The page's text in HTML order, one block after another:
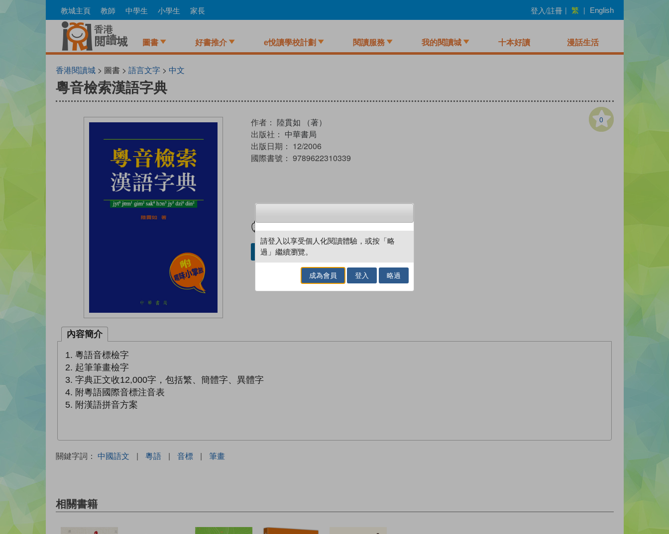
to
教城主頁 教師 中學生 小學生 家長 登入/註冊 | 繁 | English
圖書 好書推介 e悅讀學校計劃 閱讀服務 我的閱讀城 十本好讀 漫話生活
香港閱讀城> 圖書 > 語言文字> 中文
粵音檢索漢語字典
0
作者： 陸貫如 （著）
出版社： 中華書局
出版日期： 12/2006
國際書號： 9789622310339
借閱實體書
內容簡介
1. 粵語音標檢字
2. 起筆筆畫檢字
3. 字典正文收12,000字，包括繁、簡體字、異體字
4. 附粵語國際音標注音表
5. 附漢語拼音方案
關鍵字詞： 中國語文 | 粵語 | 音標 | 筆畫
相關書籍
請登入以享受個人化閱讀體驗，或按「略
過」繼續瀏覽。
成為會員 登入 略過